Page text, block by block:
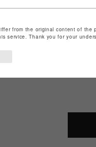
from the original content of the
service. Thank you for your